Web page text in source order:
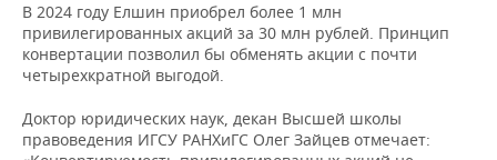
В 2024 году Елшин приобрел более 1 млн
привилегированных акций за 30 млн рублей. Принцип
конвертации позволил бы обменять акции с почти
четырехкратной выгодой.
Доктор юридических наук, декан Высшей школы
правоведения ИГСУ РАНХиГС Олег Зайцев отмечает: